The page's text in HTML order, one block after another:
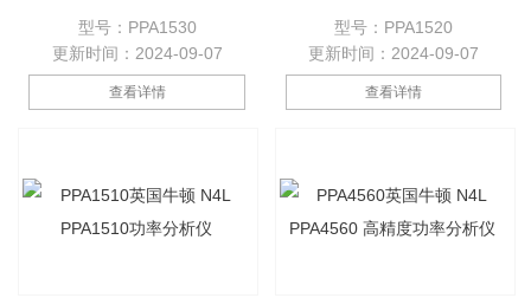
内部分流 1000vrms-2500vpk直
接电压输入 20A-300A直接电流
输入 10毫米基本相位精确度 1、
2或3阶段版本 所有频道的高速
型号：PPA1530
更新时间：2024-09-07
查看详情
PPA1510HC PPA1520
PPA1520HC PPA1530
PPA1530HC
型号：PPA1520
更新时间：2024-09-07
查看详情